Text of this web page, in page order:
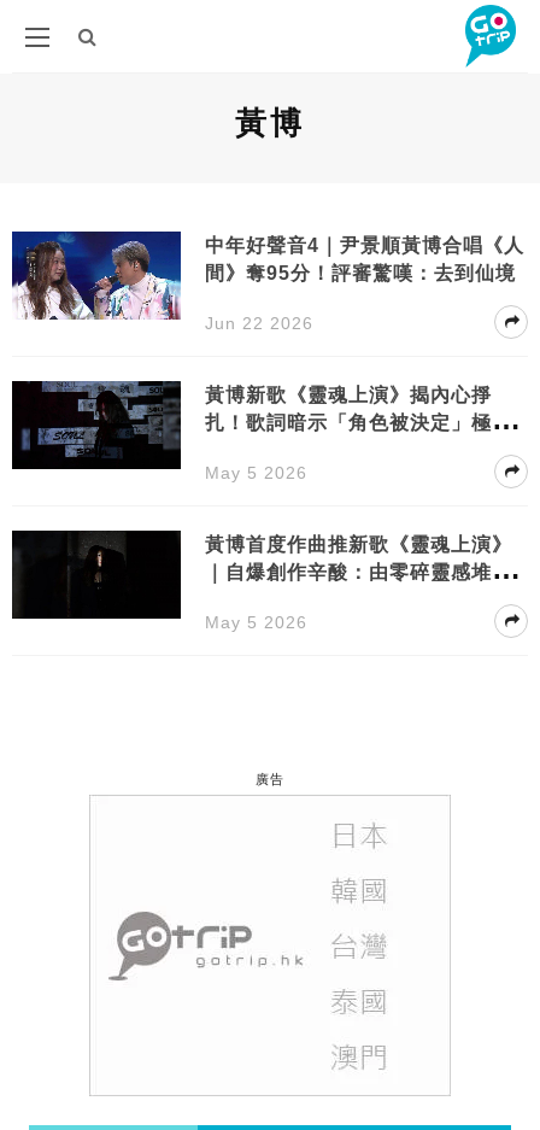
黃博
中年好聲音4｜尹景順黃博合唱《人
間》奪95分！評審驚嘆：去到仙境
Jun 22 2026
黃博新歌《靈魂上演》揭內心掙
扎！歌詞暗示「角色被決定」極無
May 5 2026
黃博首度作曲推新歌《靈魂上演》
｜自爆創作辛酸：由零碎靈感堆砌
May 5 2026
廣告